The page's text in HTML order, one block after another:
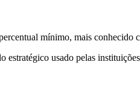
mínimo, mais conhecido
usado pelas